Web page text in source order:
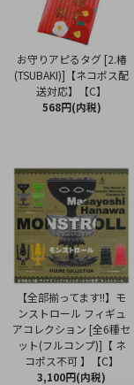
お守りアピるタグ [2.椿
(TSUBAKI)]【ネコポス配
送対応】【C】
568円(内税)
【全部揃ってます!!】モ
ンストロール フィギュ
アコレクション [全6種セ
ット(フルコンプ)]【 ネ
コポス不可 】【C】
3,100円(内税)